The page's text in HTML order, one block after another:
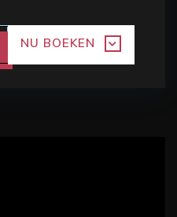
NU BOEKEN